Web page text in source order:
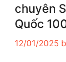
chuyên
Quốc
12/01/2025